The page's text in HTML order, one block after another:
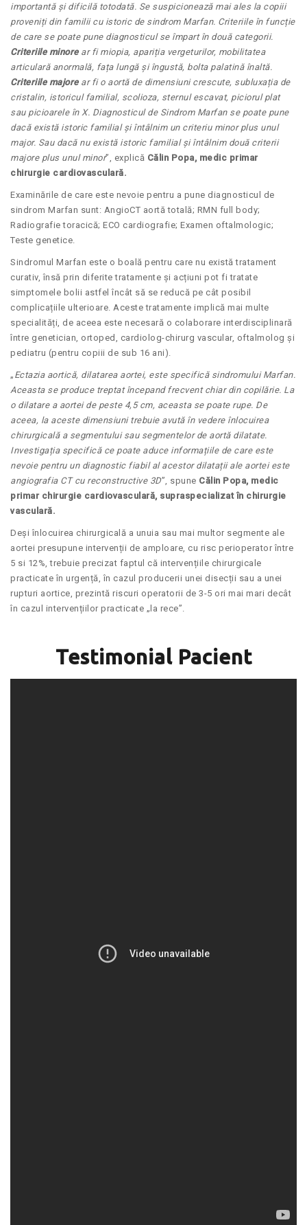
importantă și dificilă totodată. Se suspicionează mai ales la copiii
proveniți din familii cu istoric de sindrom Marfan. Criteriile în funcție
de care se poate pune diagnosticul se împart în două categorii.
Criteriile minorear fi miopia, apariția vergeturilor, mobilitatea
articulară anormală, fața lungă și îngustă, bolta palatină înaltă.
Criteriile majorear fi o aortă de dimensiuni crescute, subluxația de
cristalin, istoricul familial, scolioza, sternul escavat, piciorul plat
sau picioarele în X. Diagnosticul de Sindrom Marfan se poate pune
dacă există istoric familial și întâlnim un criteriu minor plus unul
major. Sau dacă nu există istoric familial și întâlnim două criterii
majore plus unul minor”, explică Călin Popa, medic primar
chirurgie cardiovasculară.
Examinările de care este nevoie pentru a pune diagnosticul de
sindrom Marfan sunt: AngioCT aortă totală; RMN full body;
Radiografie toracică; ECO cardiografie; Examen oftalmologic;
Teste genetice.
Sindromul Marfan este o boală pentru care nu există tratament
curativ, însă prin diferite tratamente și acțiuni pot fi tratate
simptomele bolii astfel încât să se reducă pe cât posibil
complicațiile ulterioare. Aceste tratamente implică mai multe
specialități, de aceea este necesară o colaborare interdisciplinară
între genetician, ortoped, cardiolog-chirurg vascular, oftalmolog și
pediatru (pentru copiii de sub 16 ani).
„ Ectazia aortică, dilatarea aortei, este specifică sindromului Marfan.
Aceasta se produce treptat începand frecvent chiar din copilărie. La
o dilatare a aortei de peste 4,5 cm, aceasta se poate rupe. De
aceea, la aceste dimensiuni trebuie avută în vedere înlocuirea
chirurgicală a segmentului sau segmentelor de aortă dilatate.
Investigația specifică ce poate aduce informațiile de care este
nevoie pentru un diagnostic fiabil al acestor dilatații ale aortei este
angiografia CT cu reconstructive 3D”, spune Călin Popa, medic
primar chirurgie cardiovasculară, supraspecializat în chirurgie
vasculară.
Deși înlocuirea chirurgicală a unuia sau mai multor segmente ale
aortei presupune intervenții de amploare, cu risc perioperator între
5 si 12%, trebuie precizat faptul că intervențiile chirurgicale
practicate în urgență, în cazul producerii unei disecții sau a unei
rupturi aortice, prezintă riscuri operatorii de 3-5 ori mai mari decât
în cazul intervențiilor practicate „la rece”.
Testimonial Pacient